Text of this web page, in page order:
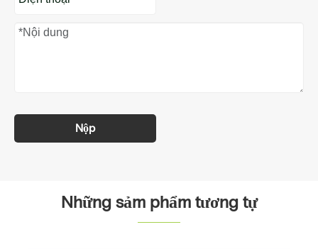
Nộp
Những sảm phẩm tương tự